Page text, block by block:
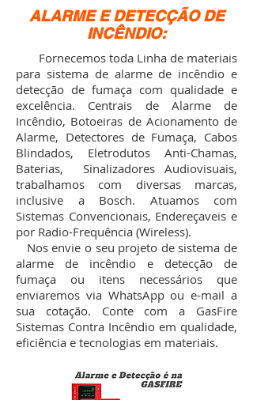
ALARME E DETECÇÃO DE
INCÊNDIO:
Fornecemos toda Linha de materiais
para sistema de alarme de incêndio e
detecção de fumaça com qualidade e
excelência. Centrais de Alarme de
Incêndio, Botoeiras de Acionamento de
Alarme, Detectores de Fumaça, Cabos
Blindados, Eletrodutos Anti-Chamas,
Baterias, Sinalizadores Audiovisuais,
trabalhamos com diversas marcas,
inclusive a Bosch. Atuamos com
Sistemas Convencionais, Endereçaveis e
por Radio-Frequência (Wireless).
Nos envie o seu projeto de sistema de
alarme de incêndio e detecção de
fumaça ou itens necessários que
enviaremos via WhatsApp ou e-mail a
sua cotação. Conte com a GasFire
Sistemas Contra Incêndio em qualidade,
eficiência e tecnologias em materiais.